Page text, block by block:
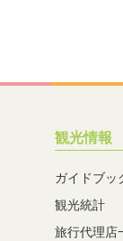
観光情報
ガイドブッ
観光統計
旅行代理店